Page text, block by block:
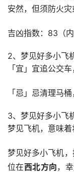
安然，但须防火
吉凶指数：83（
2、梦见好多小飞
「宜」宜追公交
「忌」忌清理马
3、梦见好多小飞
梦见飞机，意味着
梦见好多小飞机
位在西北方向，